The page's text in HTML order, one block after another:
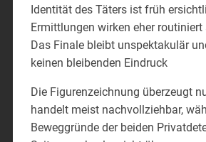
Identität des Täters ist früh
Ermittlungen wirken eher
Das Finale bleibt unspektakulär
keinen bleibenden Eindruck
Die Figurenzeichnung überzeugt
handelt meist nachvollziehbar,
Beweggründe der beiden